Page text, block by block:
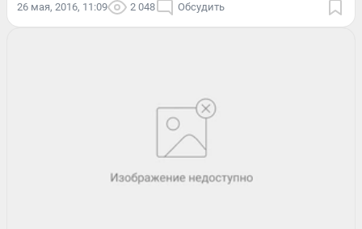
26 мая, 2016, 11:09 2 048 Обсудить